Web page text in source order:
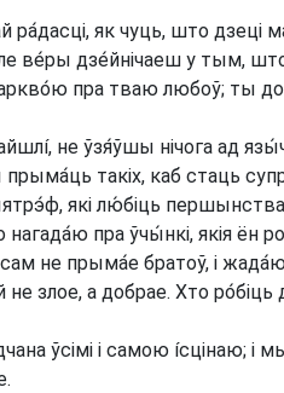
як чуць, што дзеці
ве́ры дзе́йнічаеш у тым,
пра тваю любоў; ты
не ўзя́ўшы нічога ад
такіх, каб стаць
які лю́біць
пра ўчы́нкі, якія ён
не прыма́е братоў, і
злое, а добрае. Хто ро́біць
ўсімі і самою íсцінаю;